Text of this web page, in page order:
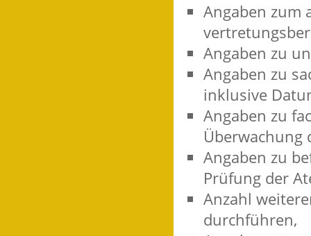
Angaben zum
Angaben zu
Angaben zu
inklusive
Angaben zu
Überwachung
Angaben zu
Prüfung der
Anzahl
durchführen,